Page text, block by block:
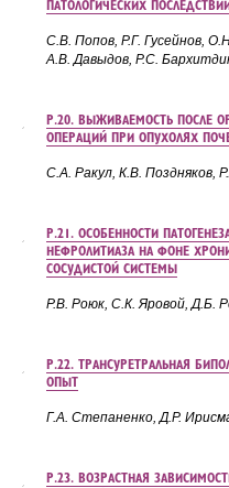
ПАТОЛОГИЧЕСКИХ
С.В. Попов, Р.Г. Гусейнов,
А.В. Давыдов, Р.С.
Р.20. ВЫЖИВАЕМОСТЬ ПОСЛЕ
ОПЕРАЦИЙ ПРИ ОПУХОЛЯХ
С.А. Ракул, К.В. Поздняков,
Р.21. ОСОБЕННОСТИ
НЕФРОЛИТИАЗА НА ФОНЕ
СОСУДИСТОЙ СИСТЕМЫ
Р.В. Роюк, С.К. Яровой, Д.Б.
Р.22. ТРАНСУРЕТРАЛЬНАЯ
ОПЫТ
Г.А. Степаненко, Д.Р.
Р.23. ВОЗРАСТНАЯ